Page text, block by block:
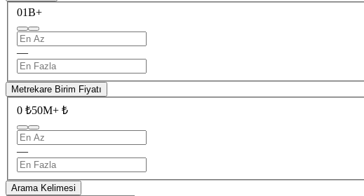
01B+
—
Metrekare Birim Fiyatı
0 ₺50M+ ₺
—
Arama Kelimesi